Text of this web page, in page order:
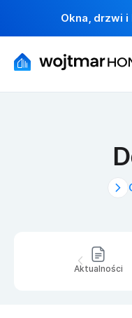
Okna, drzwi i
Aktualności